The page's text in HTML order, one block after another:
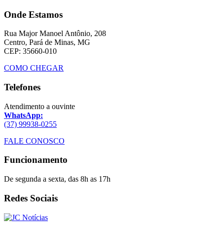
Onde Estamos
Rua Major Manoel Antônio, 208
Centro, Pará de Minas, MG
CEP: 35660-010
COMO CHEGAR
Telefones
Atendimento a ouvinte
WhatsApp:
(37) 99938-0255
FALE CONOSCO
Funcionamento
De segunda a sexta, das 8h as 17h
Redes Sociais